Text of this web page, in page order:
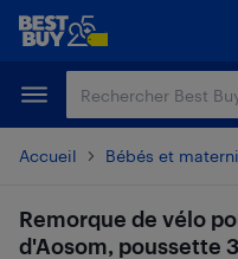
Passer
principal
Passer
Accueil Bébés et
Remorque de vélo
d'Aosom, poussette